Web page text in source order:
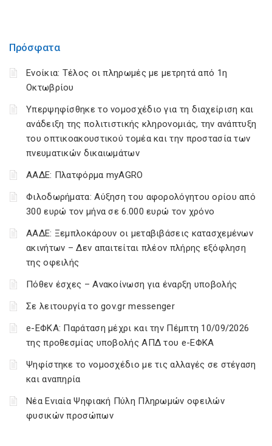
Πρόσφατα
Ενοίκια: Τέλος οι πληρωμές με μετρητά από 1η
Οκτωβρίου
Υπερψηφίσθηκε το νομοσχέδιο για τη διαχείριση και
ανάδειξη της πολιτιστικής κληρονομιάς, την ανάπτυξη
του οπτικοακουστικού τομέα και την προστασία των
πνευματικών δικαιωμάτων
ΑΑΔΕ: Πλατφόρμα myAGRO
Φιλοδωρήματα: Αύξηση του αφορολόγητου ορίου από
300 ευρώ τον μήνα σε 6.000 ευρώ τον χρόνο
ΑΑΔΕ: Ξεμπλοκάρουν οι μεταβιβάσεις κατασχεμένων
ακινήτων – Δεν απαιτείται πλέον πλήρης εξόφληση
της οφειλής
Πόθεν έσχες – Ανακοίνωση για έναρξη υποβολής
Σε λειτουργία το gov.gr messenger
e-ΕΦΚΑ: Παράταση μέχρι και την Πέμπτη 10/09/2026
της προθεσμίας υποβολής ΑΠΔ του e-ΕΦΚΑ
Ψηφίστηκε το νομοσχέδιο με τις αλλαγές σε στέγαση
και αναπηρία
Νέα Ενιαία Ψηφιακή Πύλη Πληρωμών οφειλών
φυσικών προσώπων